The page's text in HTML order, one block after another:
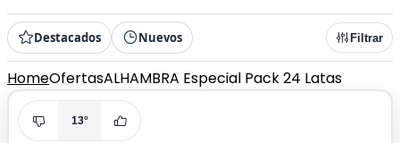
Destacados Nuevos Filtrar
HomeOfertasALHAMBRA Especial Pack 24 Latas
13°